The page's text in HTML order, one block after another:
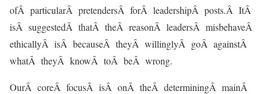
ofÂ particularÂ pretendersÂ forÂ leadershipÂ posts.Â ItÂ
isÂ suggestedÂ thatÂ theÂ reasonÂ leadersÂ misbehaveÂ
ethicallyÂ isÂ becauseÂ theyÂ willinglyÂ goÂ againstÂ
whatÂ theyÂ knowÂ toÂ beÂ wrong.
OurÂ coreÂ focusÂ isÂ onÂ theÂ determiningÂ mainÂ